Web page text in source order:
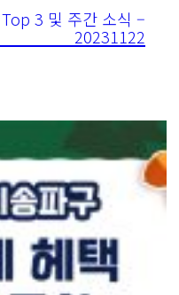
3 및 주간 소식 –
20231122